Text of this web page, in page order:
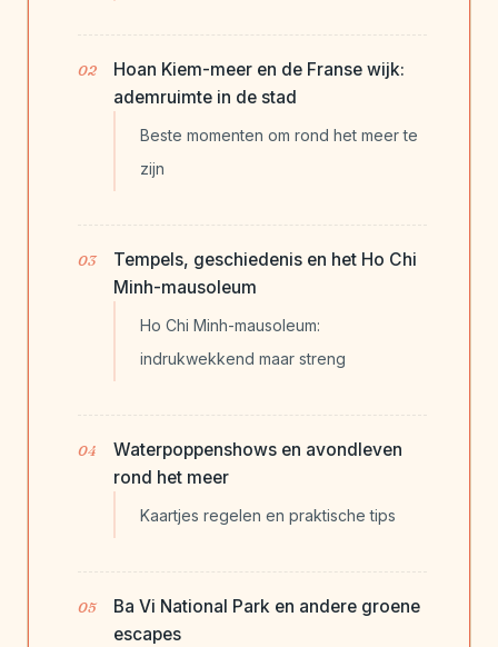
Hoan Kiem-meer en de Franse wijk:
ademruimte in de stad
Beste momenten om rond het meer te
zijn
Tempels, geschiedenis en het Ho Chi
Minh-mausoleum
Ho Chi Minh-mausoleum:
indrukwekkend maar streng
Waterpoppenshows en avondleven
rond het meer
Kaartjes regelen en praktische tips
Ba Vi National Park en andere groene
escapes